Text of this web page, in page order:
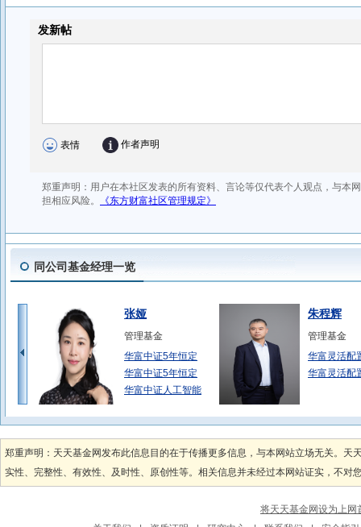
同公司基金经理一览
张娅
管理基金
华富中证5年恒定
华富中证5年恒定
华富中证人工智能
朱程辉
管理基金
华富灵活配
华富灵活配
尤之奇
管理基金
华富中证5年恒定
华富中证5年恒定
吴志鹏
管理基金
华富沪深
华富沪深
郑重声明：天天基金网发布此信息目的在于传播更多信息，与本网站立场无关。
实性、完整性、有效性、及时性、原创性等。相关信息并未经过本网站证实，不
将天天基金网设为上网